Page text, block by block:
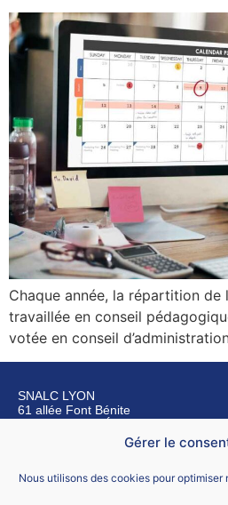
Gérer le
Nous utilisons des cookies pour
Chaque année, la répartition
travaillée en conseil
votée en conseil
SNALC LYON
61 allée Font Bénite